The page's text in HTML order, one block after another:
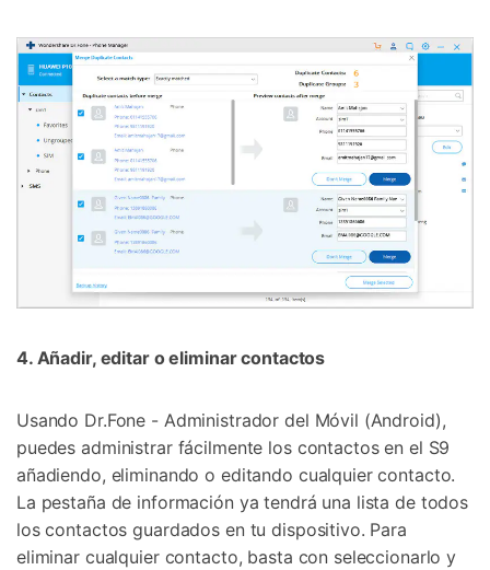
4. Añadir, editar o eliminar contactos
Usando Dr.Fone - Administrador del Móvil (Android),
puedes administrar fácilmente los contactos en el S9
añadiendo, eliminando o editando cualquier contacto.
La pestaña de información ya tendrá una lista de todos
los contactos guardados en tu dispositivo. Para
eliminar cualquier contacto, basta con seleccionarlo y